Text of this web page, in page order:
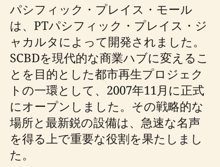
パシフィック・プレイス・モール
は、PTパシフィック・プレイス・ジ
ャカルタによって開発されました。
SCBDを現代的な商業ハブに変えるこ
とを目的とした都市再生プロジェク
トの一環として、2007年11月に正式
にオープンしました。その戦略的な
場所と最新鋭の設備は、急速な名声
を得る上で重要な役割を果たしまし
た。